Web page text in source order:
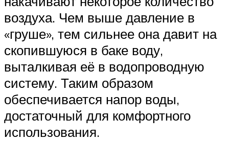
воздуха. Чем выше давление в
«груше», тем сильнее она давит на
скопившуюся в баке воду,
выталкивая её в водопроводную
систему. Таким образом
обеспечивается напор воды,
достаточный для комфортного
использования.